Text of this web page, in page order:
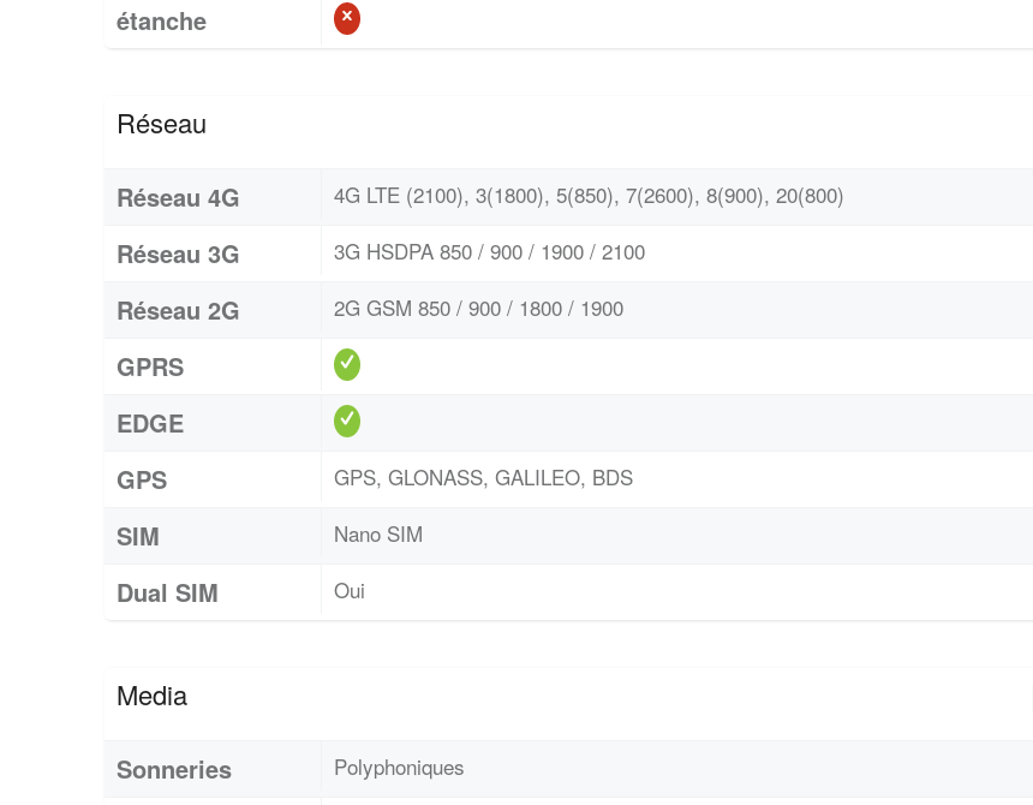
étanche
Réseau
Réseau 4G 4G LTE (2100), 3(1800), 5(850), 7(2600), 8(900), 20(800)
Réseau 3G 3G HSDPA 850 / 900 / 1900 / 2100
Réseau 2G 2G GSM 850 / 900 / 1800 / 1900
GPRS
EDGE
GPS
GPS, GLONASS, GALILEO, BDS
SIM Nano SIM
Dual SIM Oui
Media
Sonneries Polyphoniques